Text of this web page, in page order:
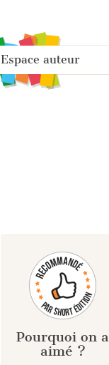
Espace auteur
Pourquoi on a
aimé ?